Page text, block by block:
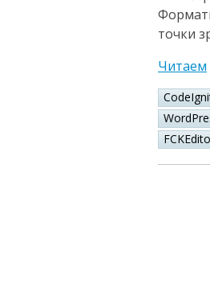
точки
Читаем